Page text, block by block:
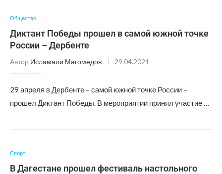
Общество
Диктант Победы прошел в самой южной точке
России – Дербенте
Автор Исламали Магомедов 29.04.2021
29 апреля в Дербенте – самой южной точке России –
прошел Диктант Победы. В мероприятии принял участие …
Спорт
В Дагестане прошел фестиваль настольного